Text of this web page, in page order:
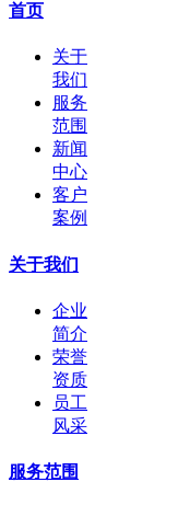
首页
关于
我们
服务
范围
新闻
中心
客户
案例
关于我们
企业
简介
荣誉
资质
员工
风采
服务范围